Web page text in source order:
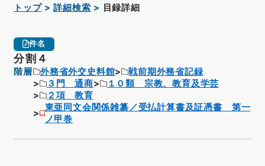
トップ 詳細検索 目録詳細
件名
分割４
階層 外務省外交史料館
戦前期外務省記録
３門 通商
１０類 宗教、教育及学芸
２項 教育
東亜同文会関係雑纂／受払計算書及証憑書 第一
ノ甲巻